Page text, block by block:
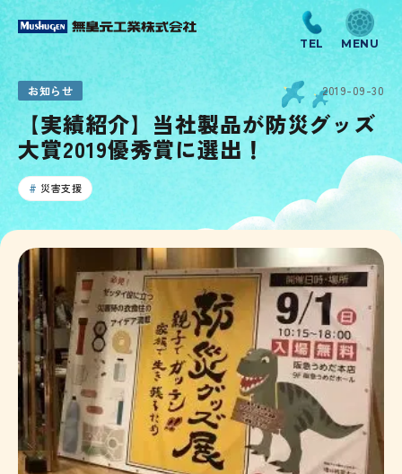
お知らせ 2019-09-30
【実績紹介】当社製品が防災グッズ
大賞2019優秀賞に選出！
災害支援